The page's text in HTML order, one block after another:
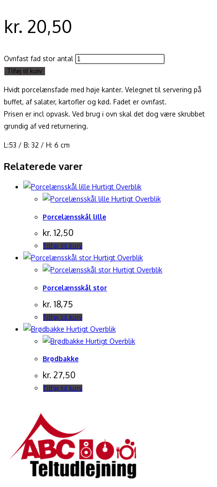
kr. 20,50
Ovnfast fad stor antal
Tilføj til kurv
Hvidt porcelænsfade med høje kanter. Velegnet til servering på
buffet, af salater, kartofler og kød. Fadet er ovnfast.
Prisen er incl opvask. Ved brug i ovn skal det dog være skrubbet
grundig af ved returnering.
L:53 / B: 32 / H: 6 cm
Relaterede varer
Hurtigt Overblik
Hurtigt Overblik
Porcelænsskål lille
kr. 12,50
Tilføj til kurv
Hurtigt Overblik
Hurtigt Overblik
Porcelænsskål stor
kr. 18,75
Tilføj til kurv
Hurtigt Overblik
Hurtigt Overblik
Brødbakke
kr. 27,50
Tilføj til kurv